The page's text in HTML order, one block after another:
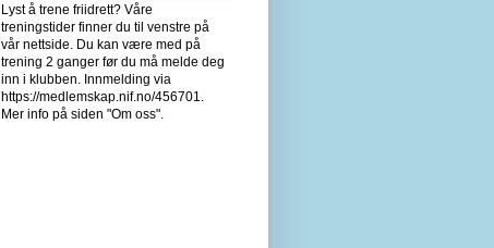
Lyst å trene friidrett? Våre
treningstider finner du til venstre på
vår nettside. Du kan være med på
trening 2 ganger før du må melde deg
inn i klubben. Innmelding via
https://medlemskap.nif.no/456701.
Mer info på siden "Om oss".